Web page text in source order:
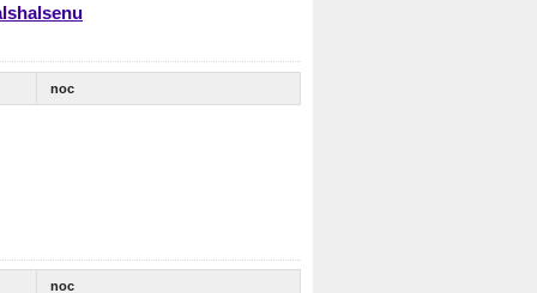
noc
noc